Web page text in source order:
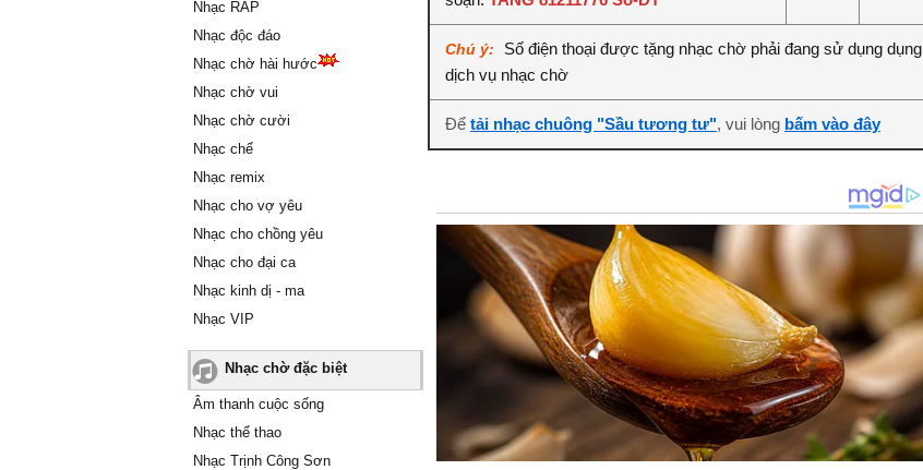
Nhạc RAP
Nhạc độc đáo
Nhạc chờ hài hước
Nhạc chờ vui
Nhạc chờ cười
Nhạc chế
Nhạc remix
Nhạc cho vợ yêu
Nhạc cho chồng yêu
Nhạc cho đại ca
Nhạc kinh dị - ma
Nhạc VIP
Nhạc chờ đặc biệt
Âm thanh cuộc sống
Nhạc thể thao
Nhạc Trịnh Công Sơn
Chú ý:
Số điện thoại được tặng nhạc chờ phải đang sử dụng dụng
dịch vụ nhạc chờ
Để tải nhạc chuông "Sầu tương tư", vui lòng bấm vào đây